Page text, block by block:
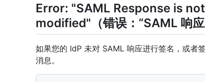
Error: "SAML Response is
modified"（错误：“SAML 响应
如果您的 IdP 未对 SAML 响应进行签名，或者
消息。